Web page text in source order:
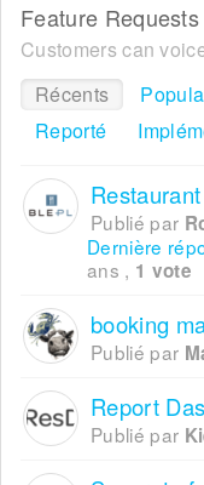
Feature Requests
Customers can
Récents
Reporté
Publié par
Dernière
ans , 1 vote
booking
Publié par
Report
Publié par